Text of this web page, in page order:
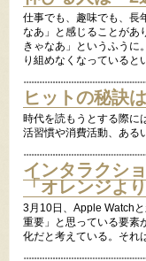
仕事でも、趣味でも、長
なあ」と感じることがあ
きゃなあ」というふうに
り組めなくなっていると
ヒットの秘訣
時代を読もうとする際
活習慣や消費活動、ある
インタラクシ
「オレンジよ
3月10日、Apple Watch
重要」と思っている要素
化だと考えている。それ